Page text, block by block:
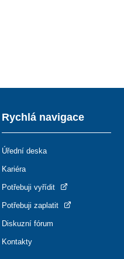
Rychlá navigace
Úřední deska
Kariéra
Potřebuji vyřídit
Potřebuji zaplatit
Diskuzní fórum
Kontakty